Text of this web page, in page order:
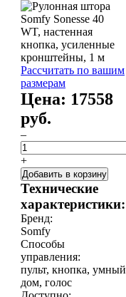
Рассчитать по вашим
размерам
Цена: 17558
руб.
–
+
Добавить в корзину
Технические
характеристики:
Бренд:
Somfy
Способы
управления:
пульт, кнопка, умный
дом, голос